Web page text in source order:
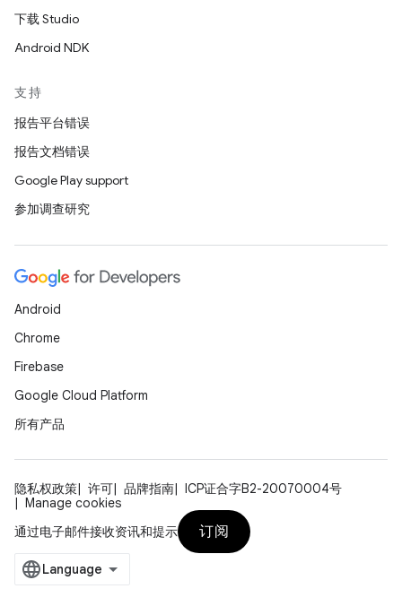
下载 Studio
Android NDK
支持
报告平台错误
报告文档错误
Google Play support
参加调查研究
Android
Chrome
Firebase
Google Cloud Platform
所有产品
隐私权政策 许可 品牌指南
ICP证合字B2-20070004号
Manage cookies
通过电子邮件接收资讯和提示
订阅